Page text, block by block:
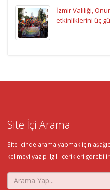
İzmir Valiliği, Onur
etkinliklerini üç
Site İçi Arama
Site içinde arama yapmak için
kelimeyi yazıp ilgili içerikleri